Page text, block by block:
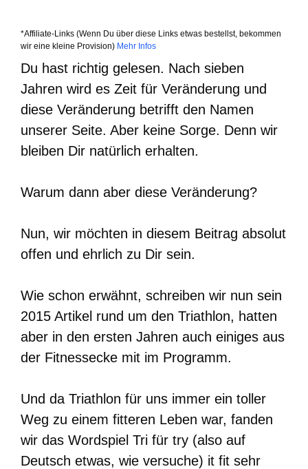
*Affiliate-Links (Wenn Du über diese Links etwas bestellst, bekommen
wir eine kleine Provision) Mehr Infos
Du hast richtig gelesen. Nach sieben
Jahren wird es Zeit für Veränderung und
diese Veränderung betrifft den Namen
unserer Seite. Aber keine Sorge. Denn wir
bleiben Dir natürlich erhalten.
Warum dann aber diese Veränderung?
Nun, wir möchten in diesem Beitrag absolut
offen und ehrlich zu Dir sein.
Wie schon erwähnt, schreiben wir nun sein
2015 Artikel rund um den Triathlon, hatten
aber in den ersten Jahren auch einiges aus
der Fitnessecke mit im Programm.
Und da Triathlon für uns immer ein toller
Weg zu einem fitteren Leben war, fanden
wir das Wordspiel Tri für try (also auf
Deutsch etwas, wie versuche) it fit sehr